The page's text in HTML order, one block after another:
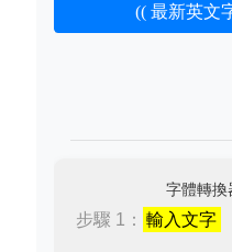
(( 最新英文
字體轉換
步驟 1： 輸入文字